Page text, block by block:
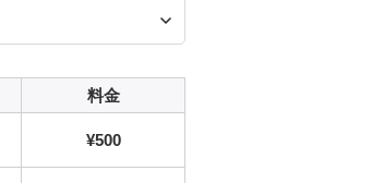
料金
¥500